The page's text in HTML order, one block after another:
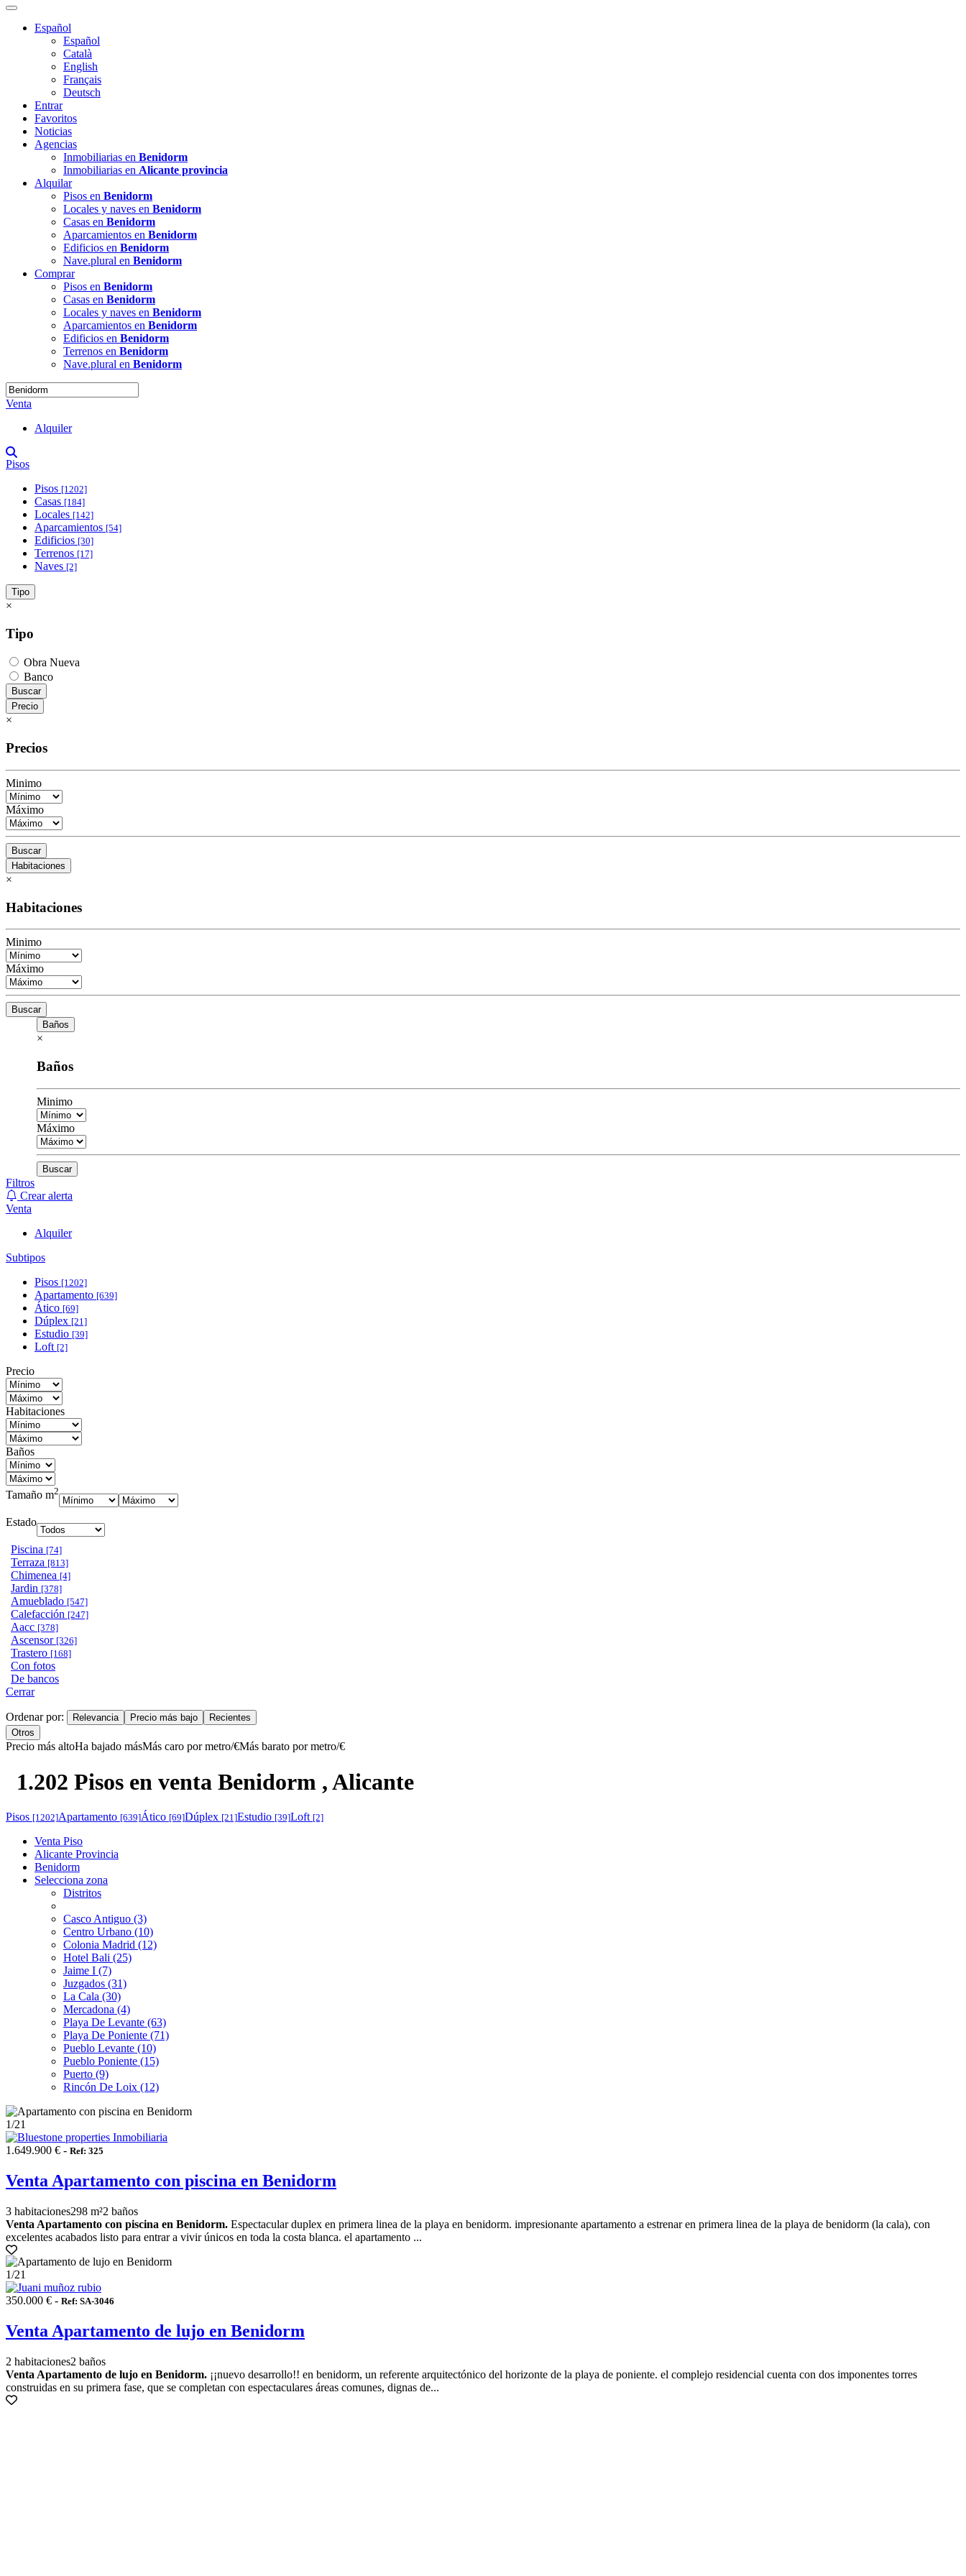
Español
Español
Català
English
Français
Deutsch
Entrar
Favoritos
Noticias
Agencias
Inmobiliarias en Benidorm
Inmobiliarias en Alicante provincia
Alquilar
Pisos en Benidorm
Locales y naves en Benidorm
Casas en Benidorm
Aparcamientos en Benidorm
Edificios en Benidorm
Nave.plural en Benidorm
Comprar
Pisos en Benidorm
Casas en Benidorm
Locales y naves en Benidorm
Aparcamientos en Benidorm
Edificios en Benidorm
Terrenos en Benidorm
Nave.plural en Benidorm
Venta
Alquiler
Pisos
Pisos [1202]
Casas [184]
Locales [142]
Aparcamientos [54]
Edificios [30]
Terrenos [17]
Naves [2]
Tipo
×
Tipo
Obra Nueva
Banco
Buscar
Precio
×
Precios
Minimo
Máximo
Buscar
Habitaciones
×
Habitaciones
Minimo
Máximo
Buscar
Baños
×
Baños
Minimo
Máximo
Buscar
Filtros
Crear alerta
Venta
Alquiler
Subtipos
Pisos [1202]
Apartamento [639]
Ático [69]
Dúplex [21]
Estudio [39]
Loft [2]
Precio
Habitaciones
Baños
Tamaño m2
Estado
Piscina [74]
Terraza [813]
Chimenea [4]
Jardin [378]
Amueblado [547]
Calefacción [247]
Aacc [378]
Ascensor [326]
Trastero [168]
Con fotos
De bancos
Cerrar
Ordenar por: Relevancia Precio más bajo
Recientes
Otros
Precio más altoHa bajado másMás caro por metro/€Más barato por metro/€
1.202 Pisos en venta Benidorm , Alicante
Pisos [1202]Apartamento [639]Ático [69]Dúplex [21]Estudio [39]Loft [2]
Venta Piso
Alicante Provincia
Benidorm
Selecciona zona
Distritos
Casco Antiguo (3)
Centro Urbano (10)
Colonia Madrid (12)
Hotel Bali (25)
Jaime I (7)
Juzgados (31)
La Cala (30)
Mercadona (4)
Playa De Levante (63)
Playa De Poniente (71)
Pueblo Levante (10)
Pueblo Poniente (15)
Puerto (9)
Rincón De Loix (12)
1/21
1.649.900 € - Ref: 325
Venta Apartamento con piscina en Benidorm
3 habitaciones298 m²2 baños
Venta Apartamento con piscina en Benidorm. Espectacular duplex en primera linea de la playa en benidorm. impresionante apartamento a estrenar en primera linea de la playa de benidorm (la cala), con
excelentes acabados listo para entrar a vivir únicos en toda la costa blanca. el apartamento ...
1/21
350.000 € - Ref: SA-3046
Venta Apartamento de lujo en Benidorm
2 habitaciones2 baños
Venta Apartamento de lujo en Benidorm. ¡¡nuevo desarrollo!! en benidorm, un referente arquitectónico del horizonte de la playa de poniente. el complejo residencial cuenta con dos imponentes torres
construidas en su primera fase, que se completan con espectaculares áreas comunes, dignas de...